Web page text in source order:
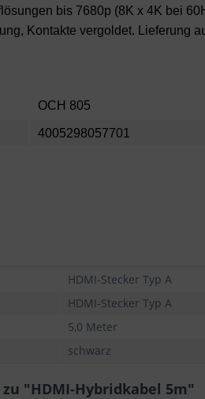
bis 7680p (8K x 4K bei
Kontakte vergoldet. Lieferung
OCH 805
4005298057701
HDMI-Stecker Typ A
HDMI-Stecker Typ A
5,0 Meter
schwarz
"HDMI-Hybridkabel 5m"